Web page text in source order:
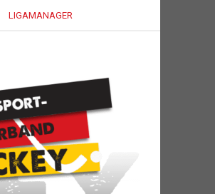
LIGAMANAGER